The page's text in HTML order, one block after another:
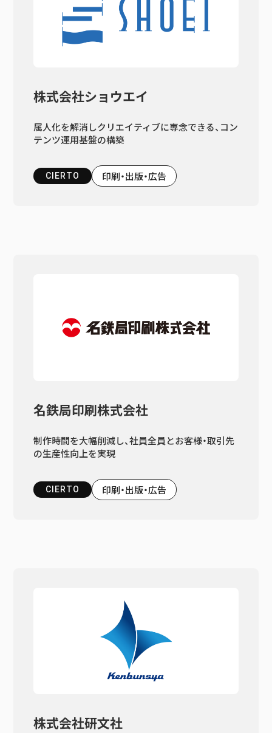
株式会社ショウエイ
属人化を解消しクリエイティブに専念できる、コン
テンツ運用基盤の構築
CIERTO 印刷・出版・広告
名鉄局印刷株式会社
制作時間を大幅削減し、社員全員とお客様・取引先
の生産性向上を実現
CIERTO 印刷・出版・広告
株式会社研文社